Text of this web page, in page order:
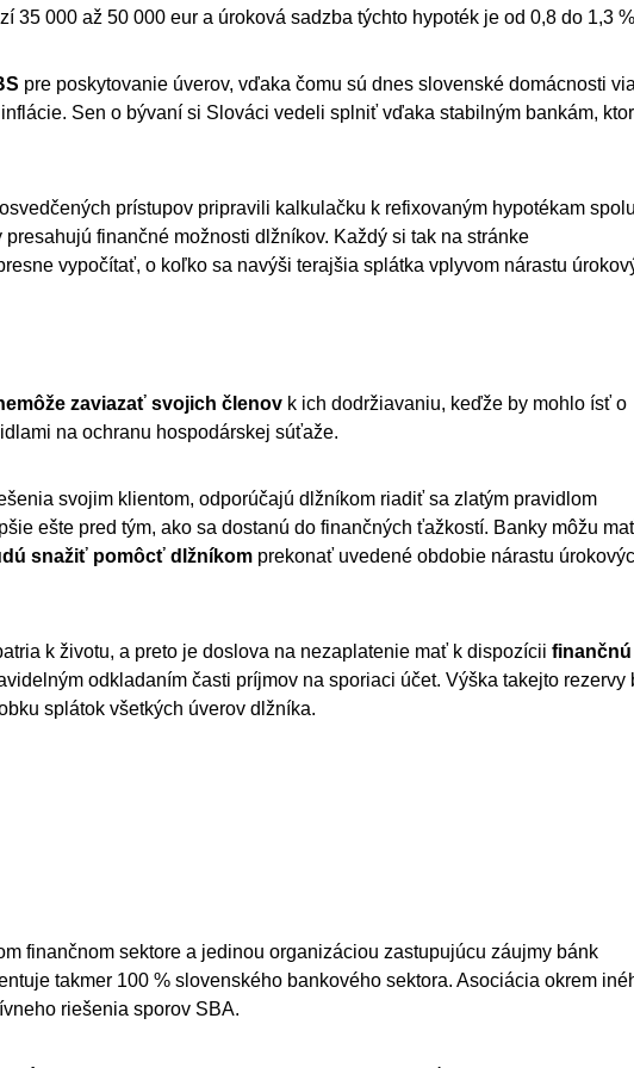
35 000 až 50 000 eur a úroková sadzba týchto hypoték je od 0,8 do 1,3
pre poskytovanie úverov, vďaka čomu sú dnes slovenské domácnosti
Sen o bývaní si Slováci vedeli splniť vďaka stabilným bankám,
prístupov pripravili kalkulačku k refixovaným hypotékam
finančné možnosti dlžníkov. Každý si tak na stránke
vypočítať, o koľko sa navýši terajšia splátka vplyvom nárastu
zaviazať svojich členov k ich dodržiavaniu, keďže by mohlo ísť o
na ochranu hospodárskej súťaže.​
svojim klientom, odporúčajú dlžníkom riadiť sa zlatým pravidlom
ešte pred tým, ako sa dostanú do finančných ťažkostí. Banky môžu
snažiť pomôcť dlžníkom prekonať uvedené obdobie nárastu
k životu, a preto je doslova na nezaplatenie mať k dispozícii finančnú
odkladaním časti príjmov na sporiaci účet. Výška takejto rezervy
splátok všetkých úverov dlžníka.
finančnom sektore a jedinou organizáciou zastupujúcu záujmy bánk
takmer 100 % slovenského bankového sektora. Asociácia okrem
riešenia sporov SBA.